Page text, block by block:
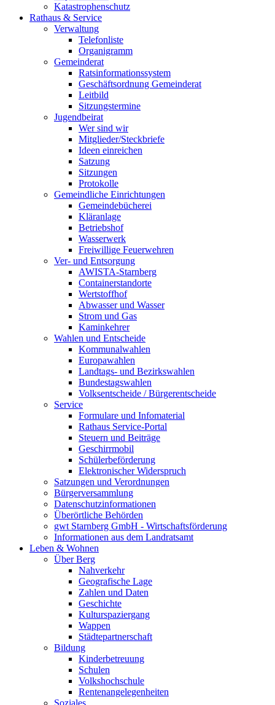
Katastrophenschutz
Rathaus & Service
Verwaltung
Telefonliste
Organigramm
Gemeinderat
Ratsinformationssystem
Geschäftsordnung Gemeinderat
Leitbild
Sitzungstermine
Jugendbeirat
Wer sind wir
Mitglieder/Steckbriefe
Ideen einreichen
Satzung
Sitzungen
Protokolle
Gemeindliche Einrichtungen
Gemeindebücherei
Kläranlage
Betriebshof
Wasserwerk
Freiwillige Feuerwehren
Ver- und Entsorgung
AWISTA-Starnberg
Containerstandorte
Wertstoffhof
Abwasser und Wasser
Strom und Gas
Kaminkehrer
Wahlen und Entscheide
Kommunalwahlen
Europawahlen
Landtags- und Bezirkswahlen
Bundestagswahlen
Volksentscheide / Bürgerentscheide
Service
Formulare und Infomaterial
Rathaus Service-Portal
Steuern und Beiträge
Geschirrmobil
Schülerbeförderung
Elektronischer Widerspruch
Satzungen und Verordnungen
Bürgerversammlung
Datenschutzinformationen
Überörtliche Behörden
gwt Starnberg GmbH - Wirtschaftsförderung
Informationen aus dem Landratsamt
Leben & Wohnen
Über Berg
Nahverkehr
Geografische Lage
Zahlen und Daten
Geschichte
Kulturspaziergang
Wappen
Städtepartnerschaft
Bildung
Kinderbetreuung
Schulen
Volkshochschule
Rentenangelegenheiten
Soziales